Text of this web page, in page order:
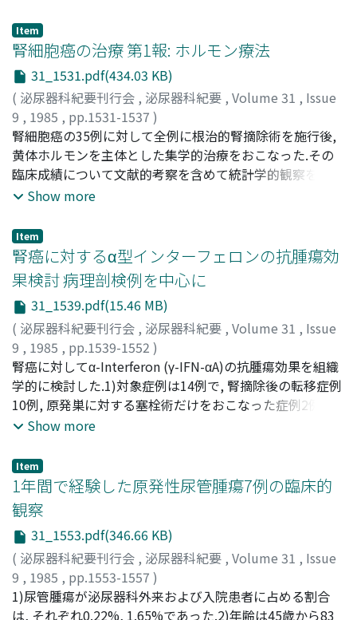
では有意に増加していた.3) Spindle cell型では, 8例中7例
において赤沈亢進, CRP陽性, α2-globulin上昇がみられ
た.4)境界不鮮明例では, 境界鮮明例に比べ赤沈亢進, CRP
陽性が増加していたが有意の差はみられなかった.5)
Gradeが高くなるほどquick typeの占める割合が有意に高
かった.Spindle cell型では8例中7例がquick typeであっ
た.境界不鮮明例では, 境界鮮明例に比べquick typeが有意
に多くみられた
Item
腎細胞癌の治療 第1報: ホルモン療法
31_1531.pdf(434.03 KB)
( 泌尿器科紀要刊行会 , 泌尿器科紀要 , Volume 31 , Issue
9 , 1985 , pp.1531-1537 )
小林, 幹男;今井, 強一;中井, 克幸;鈴木, 孝憲;永田, 稚弥;
伊藤, 善一;山中, 英寿; KOBAYASHI, Mikio;IMAI, Kyoichi
NAKAI, Katsuyuki;SUZUKI, Takanori;NAGATA, Masaya
ITO, Yoshikazu
腎細胞癌の35例に対して全例に根治的腎摘除術を施行後,
黄体ホルモンを主体とした集学的治療をおこなった.その
臨床成績について文献的考察を含めて統計学的観察をおこ
なった.腎細胞癌の35例にゲスターゲン療法をおこなった.
にMedroxyprogesterone acetate (MPA)を使用した.CMA
を投与した32例に対してprophylactic groupとadvanced
groupの2群に分けて統計学的観察をおこなっ
た.prophylactic groupに関してCMA投与群はcontrolと比
較して再発率, 生存率ともに有意差はなく, 予防的効果はほ
とんど認められなかった.advanced groupにおいて有効率
は11例中CRの1例であり9%であった.Progesterone療法の
副作用に関しては長期投与例において, ほぼ全例に体重増
加があり, 治療後3ヵ月で肝機能障害が出現し投与を中止し
た1例, またインポテンツ, 閉経後の不正性器出血で投与を
延期した男女おのおの1例以外はとくに重篤な副作用は生
Show more
Item
腎癌に対するα型インターフェロンの抗腫瘍効
果検討 病理剖検例を中心に
31_1539.pdf(15.46 MB)
( 泌尿器科紀要刊行会 , 泌尿器科紀要 , Volume 31 , Issue
9 , 1985 , pp.1539-1552 )
山内, 民男 ;川村, 寿一;吉田, 修;福山, 拓夫;小倉, 啓司;中
川, 清秀;YAMAUCHI, Tamio;KAWAMURA, Juichi;
YOSHIDA, Osamu;FUKUYAMA, Takuo;OGURA, Keishi
NAKAGAWA, Kiyohide
腎癌に対してα-Interferon (γ-IFN-αA)の抗腫瘍効果を組織
学的に検討した.1)対象症例は14例で, 腎摘除後の転移症例
10例, 原発巣に対する塞栓術だけをおこなった症例2例, 手
術をおこなわないもの1例, IFN治療中に腎摘除術をおこな
位から始めて5, 000万単位を上限として, 3日ごとに増量の
うえ最大耐用量で維持した.組織学的検討は, 剖検後13例,
治療中のもの1例におこなった.2) 14例での効果判定は, 小
山・斎藤班の基準で, PR 2例, MR 1例, NC 5例, PD 6例(局
所投与1例において, 局所的にはPR)であった.3)組織学的抗
腫瘍効果では, 原発巣の細胞組織型で, clear cell 8例, clear
cellおよびgranular cellの混合型3例, clear cellおよび
sarcomatoid type 1例, papillary type 1例で, 1例を除いて
悪性度分類はGrade 3であり, これらと転移部位の組織像と
Show more
Item
1年間で経験した原発性尿管腫瘍7例の臨床的
観察
31_1553.pdf(346.66 KB)
( 泌尿器科紀要刊行会 , 泌尿器科紀要 , Volume 31 , Issue
9 , 1985 , pp.1553-1557 )
武田, 正之;武田, 正雄;高橋, 等;郷, 秀人;TAKEDA,
Masayuki;TAKEDA, Masao;TAKAHASHI, Hitoshi;GO,
1)尿管腫瘍が泌尿器科外来および入院患者に占める割合
は, それぞれ0.22%, 1.65%であった.2)年齢は45歳から83